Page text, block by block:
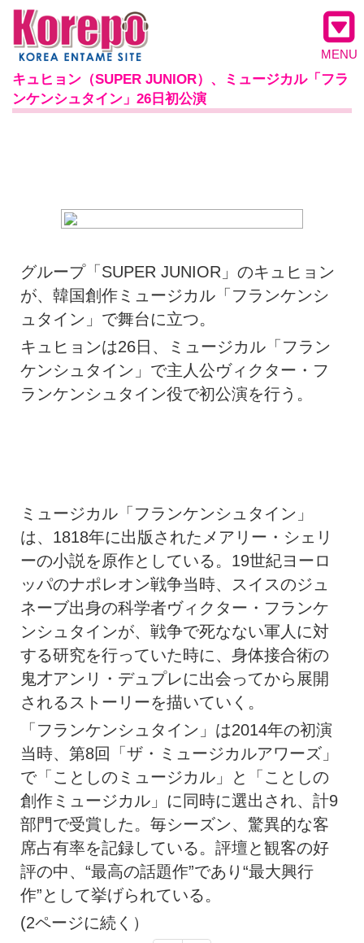
MENU
キュヒョン（SUPER JUNIOR）、ミュージカル「フラ
ンケンシュタイン」26日初公演
グループ「SUPER JUNIOR」のキュヒョン
が、韓国創作ミュージカル「フランケンシ
ュタイン」で舞台に立つ。
キュヒョンは26日、ミュージカル「フラン
ケンシュタイン」で主人公ヴィクター・フ
ランケンシュタイン役で初公演を行う。
ミュージカル「フランケンシュタイン」
は、1818年に出版されたメアリー・シェリ
ーの小説を原作としている。19世紀ヨーロ
ッパのナポレオン戦争当時、スイスのジュ
ネーブ出身の科学者ヴィクター・フランケ
ンシュタインが、戦争で死なない軍人に対
する研究を行っていた時に、身体接合術の
鬼才アンリ・デュプレに出会ってから展開
されるストーリーを描いていく。
「フランケンシュタイン」は2014年の初演
当時、第8回「ザ・ミュージカルアワーズ」
で「ことしのミュージカル」と「ことしの
創作ミュージカル」に同時に選出され、計9
部門で受賞した。毎シーズン、驚異的な客
席占有率を記録している。評壇と観客の好
評の中、“最高の話題作”であり“最大興行
作”として挙げられている。
(2ページに続く）